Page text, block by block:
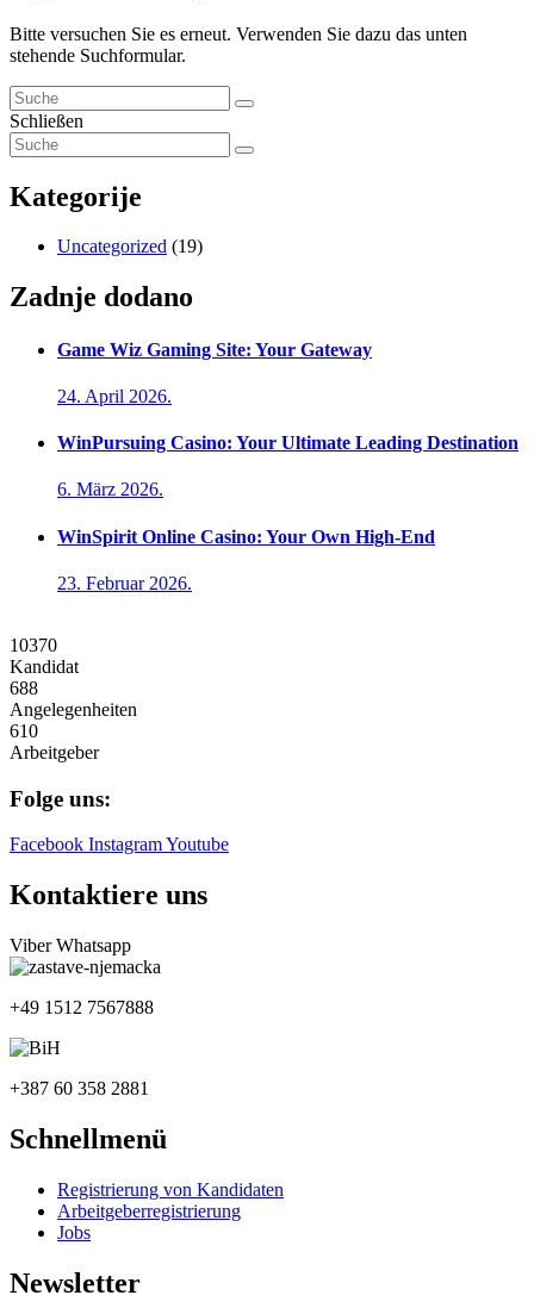
Bitte versuchen Sie es erneut. Verwenden Sie dazu das unten
stehende Suchformular.
Schließen
Kategorije
Uncategorized (19)
Zadnje dodano
Game Wiz Gaming Site: Your Gateway
24. April 2026.
WinPursuing Casino: Your Ultimate Leading Destination
6. März 2026.
WinSpirit Online Casino: Your Own High-End
23. Februar 2026.
10370
Kandidat
688
Angelegenheiten
610
Arbeitgeber
Folge uns:
Facebook InstagramYoutube
Kontaktiere uns
Viber Whatsapp
+49 1512 7567888
+387 60 358 2881
Schnellmenü
Registrierung von Kandidaten
Arbeitgeberregistrierung
Jobs
Newsletter